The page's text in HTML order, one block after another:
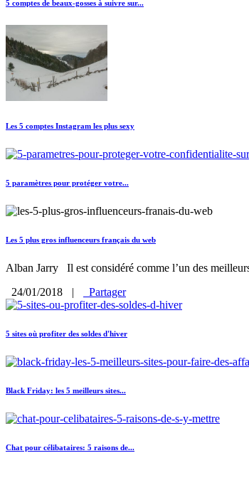
5 comptes de beaux-gosses à suivre sur...
Les 5 comptes Instagram les plus sexy
5 paramètres pour protéger votre...
Les 5 plus gros influenceurs français du web
Alban Jarry Il est considéré comme l’un des
24/01/2018
| Partager
5 sites où profiter des soldes d'hiver
Black Friday: les 5 meilleurs sites...
Chat pour célibataires: 5 raisons de...